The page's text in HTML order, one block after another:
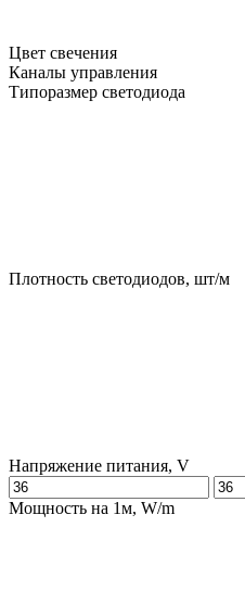
Цвет свечения
Каналы управления
Типоразмер светодиода
Плотность светодиодов, шт/м
Напряжение питания, V
Мощность на 1м, W/m